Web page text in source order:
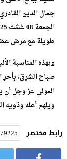
جمال الدين
طويلة مع مرض
وبهذه المناسبة
صباح الشرق، بأحر
المولى عز وجل أن
ويلهم أهله وذويه
رابط مختصر